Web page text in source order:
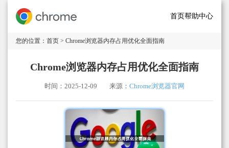
首页帮助中心
您的位置： 首页 > Chrome浏览器内存占用优化全面指南
Chrome浏览器内存占用优化全面指南
时间：2025-12-09 来源： Chrome浏览器官网